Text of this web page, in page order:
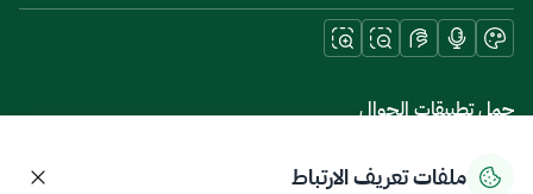
حمل تطبيقات الجوال
ملفات تعريف الارتباط